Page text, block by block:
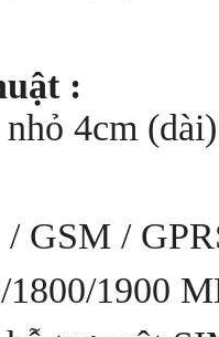
:
4cm
GSM /
1800/1900